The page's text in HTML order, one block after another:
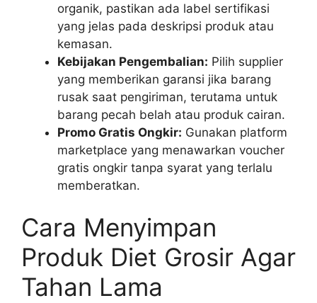
organik, pastikan ada label sertifikasi
yang jelas pada deskripsi produk atau
kemasan.
Kebijakan Pengembalian: Pilih supplier
yang memberikan garansi jika barang
rusak saat pengiriman, terutama untuk
barang pecah belah atau produk cairan.
Promo Gratis Ongkir: Gunakan platform
marketplace yang menawarkan voucher
gratis ongkir tanpa syarat yang terlalu
memberatkan.
Cara Menyimpan
Produk Diet Grosir Agar
Tahan Lama